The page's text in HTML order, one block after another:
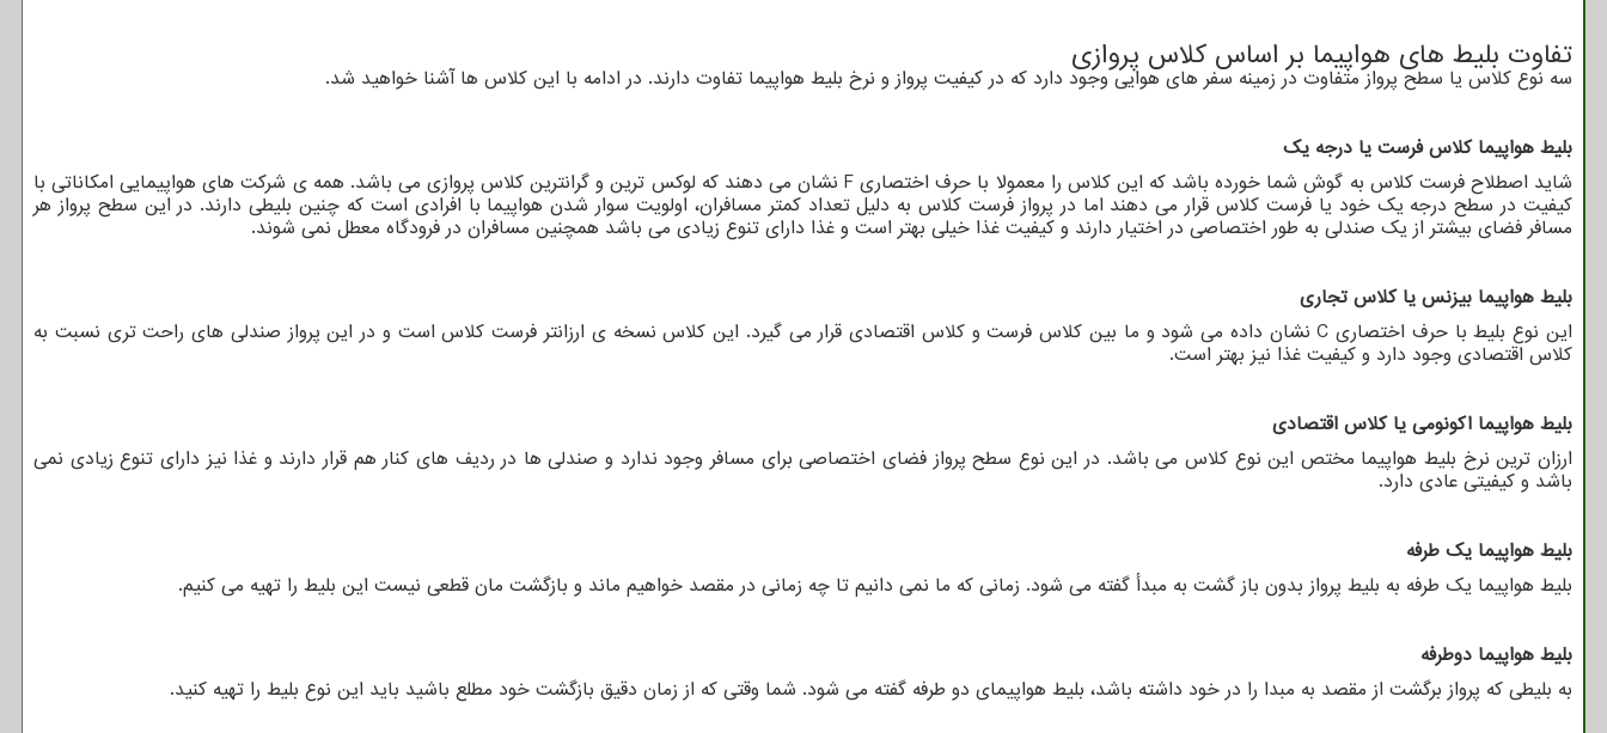
تفاوت بلیط های هواپیما بر اساس کلاس پروازی
سه نوع کلاس یا سطح پرواز متفاوت در زمینه سفر های هوایی وجود دارد که در کیفیت پرواز و نرخ بلیط هواپیما تفاوت دارند. در ادامه با این کلاس ها آشنا خواهید شد.
بلیط هواپیما کلاس فرست یا درجه یک
شاید اصطلاح فرست کلاس به گوش شما خورده باشد که این کلاس را معمولا با حرف اختصاری Fنشان می دهند که لوکس ترین و گرانترین کلاس پروازی می باشد. همه ی شرکت های هواپیمایی امکاناتی با
کیفیت در سطح درجه یک خود یا فرست کلاس قرار می دهند اما در پرواز فرست کلاس به دلیل تعداد کمتر مسافران، اولویت سوار شدن هواپیما با افرادی است که چنین بلیطی دارند. در این سطح پرواز هر
مسافر فضای بیشتر از یک صندلی به طور اختصاصی در اختیار دارند و کیفیت غذا خیلی بهتر است و غذا دارای تنوع زیادی می باشد همچنین مسافران در فرودگاه معطل نمی شوند.
بلیط هواپیما بیزنس یا کلاس تجاری
این نوع بلیط با حرف اختصاری Cنشان داده می شود و ما بین کلاس فرست و کلاس اقتصادی قرار می گیرد. این کلاس نسخه ی ارزانتر فرست کلاس است و در این پرواز صندلی های راحت تری نسبت به
کلاس اقتصادی وجود دارد و کیفیت غذا نیز بهتر است.
بلیط هواپیما اکونومی یا کلاس اقتصادی
ارزان ترین نرخ بلیط هواپیما مختص این نوع کلاس می باشد. در این نوع سطح پرواز فضای اختصاصی برای مسافر وجود ندارد و صندلی ها در ردیف های کنار هم قرار دارند و غذا نیز دارای تنوع زیادی نمی
باشد و کیفیتی عادی دارد.
بلیط هواپیما یک طرفه
بلیط هواپیما یک طرفه به بلیط پرواز بدون باز گشت به مبدأ گفته می شود. زمانی که ما نمی دانیم تا چه زمانی در مقصد خواهیم ماند و بازگشت مان قطعی نیست این بلیط را تهیه می کنیم.
بلیط هواپیما دوطرفه
به بلیطی که پرواز برگشت از مقصد به مبدا را در خود داشته باشد، بلیط هواپیمای دو طرفه گفته می شود. شما وقتی که از زمان دقیق بازگشت خود مطلع باشید باید این نوع بلیط را تهیه کنید.